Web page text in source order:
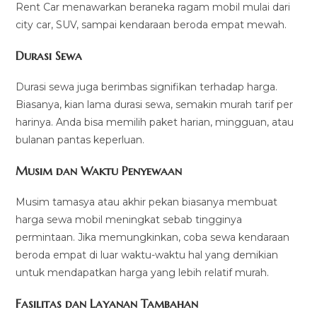
Rent Car menawarkan beraneka ragam mobil mulai dari
city car, SUV, sampai kendaraan beroda empat mewah.
Durasi Sewa
Durasi sewa juga berimbas signifikan terhadap harga.
Biasanya, kian lama durasi sewa, semakin murah tarif per
harinya. Anda bisa memilih paket harian, mingguan, atau
bulanan pantas keperluan.
Musim dan Waktu Penyewaan
Musim tamasya atau akhir pekan biasanya membuat
harga sewa mobil meningkat sebab tingginya
permintaan. Jika memungkinkan, coba sewa kendaraan
beroda empat di luar waktu-waktu hal yang demikian
untuk mendapatkan harga yang lebih relatif murah.
Fasilitas dan Layanan Tambahan